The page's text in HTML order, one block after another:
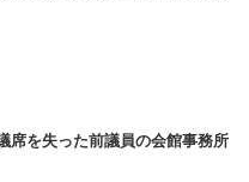
席を失った前議員の会館事務所